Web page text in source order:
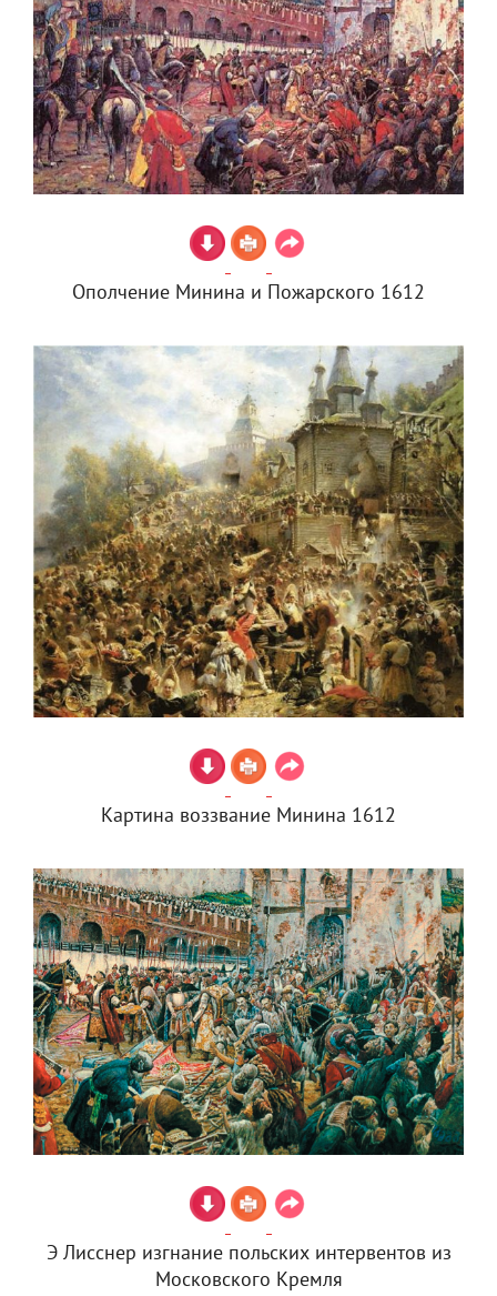
Ополчение Минина и Пожарского 1612
Картина воззвание Минина 1612
Э Лисснер изгнание польских интервентов из
Московского Кремля